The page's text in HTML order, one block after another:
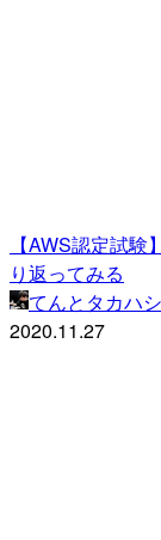
【AWS認定試
り返ってみる
てんとタカハ
2020.11.27